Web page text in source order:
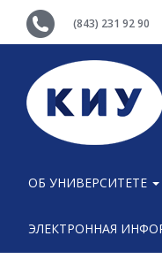
(843) 231 92 90
ОБ УНИВЕРСИТЕТЕ
ЭЛЕКТРОННАЯ